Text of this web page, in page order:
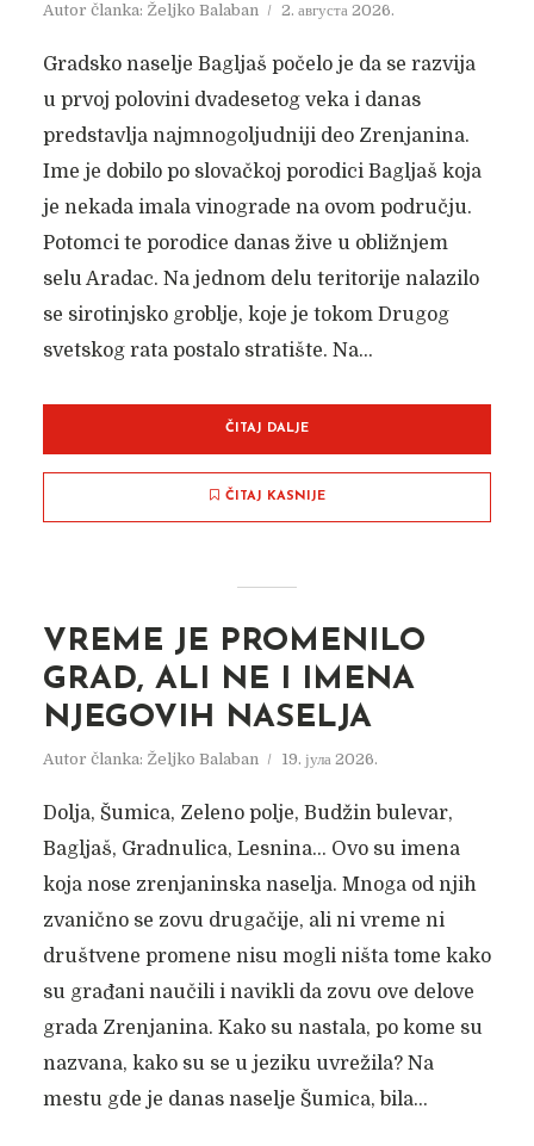
Autor članka: Željko Balaban 2. августа 2026.
Gradsko naselje Bagljaš počelo je da se razvija
u prvoj polovini dvadesetog veka i danas
predstavlja najmnogoljudniji deo Zrenjanina.
Ime je dobilo po slovačkoj porodici Bagljaš koja
je nekada imala vinograde na ovom području.
Potomci te porodice danas žive u obližnjem
selu Aradac. Na jednom delu teritorije nalazilo
se sirotinjsko groblje, koje je tokom Drugog
svetskog rata postalo stratište. Na...
ČITAJ DALJE
ČITAJ KASNIJE
VREME JE PROMENILO
GRAD, ALI NE I IMENA
NJEGOVIH NASELJA
Autor članka: Željko Balaban 19. јула 2026.
Dolja, Šumica, Zeleno polje, Budžin bulevar,
Bagljaš, Gradnulica, Lesnina… Ovo su imena
koja nose zrenjaninska naselja. Mnoga od njih
zvanično se zovu drugačije, ali ni vreme ni
društvene promene nisu mogli ništa tome kako
su građani naučili i navikli da zovu ove delove
grada Zrenjanina. Kako su nastala, po kome su
nazvana, kako su se u jeziku uvrežila? Na
mestu gde je danas naselje Šumica, bila...